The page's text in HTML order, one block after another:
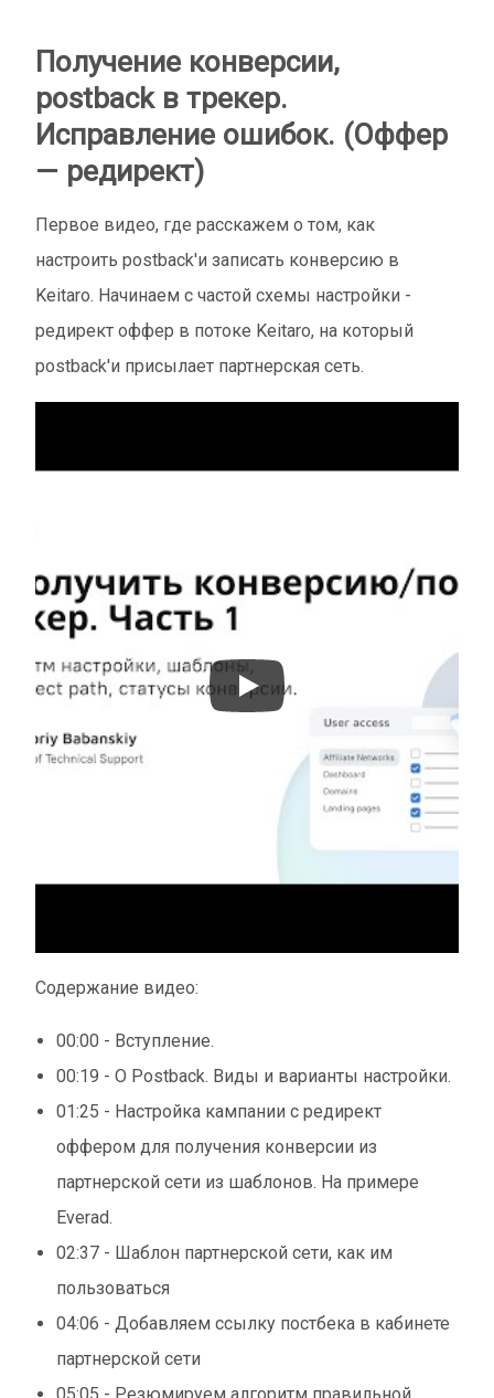
Получение конверсии,
postback в трекер.
Исправление ошибок. (Оффер
— редирект)
Первое видео, где расскажем о том, как
настроить postback'и записать конверсию в
Keitaro. Начинаем с частой схемы настройки -
редирект оффер в потоке Keitaro, на который
postback'и присылает партнерская сеть.
Содержание видео:
00:00 - Вступление.
00:19 - О Postback. Виды и варианты настройки.
01:25 - Настройка кампании с редирект
оффером для получения конверсии из
партнерской сети из шаблонов. На примере
Everad.
02:37 - Шаблон партнерской сети, как им
пользоваться
04:06 - Добавляем ссылку постбека в кабинете
партнерской сети
05:05 - Резюмируем алгоритм правильной